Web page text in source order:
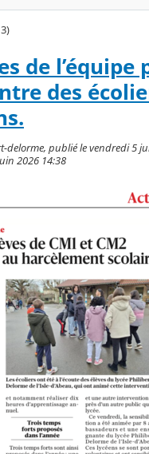
de l’équipe
des
delorme, publié le vendredi 5
2026 14:38